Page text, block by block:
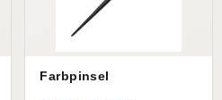
Farbpinsel